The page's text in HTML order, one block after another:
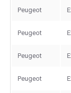
Peugeot
Peugeot
Peugeot
Peugeot